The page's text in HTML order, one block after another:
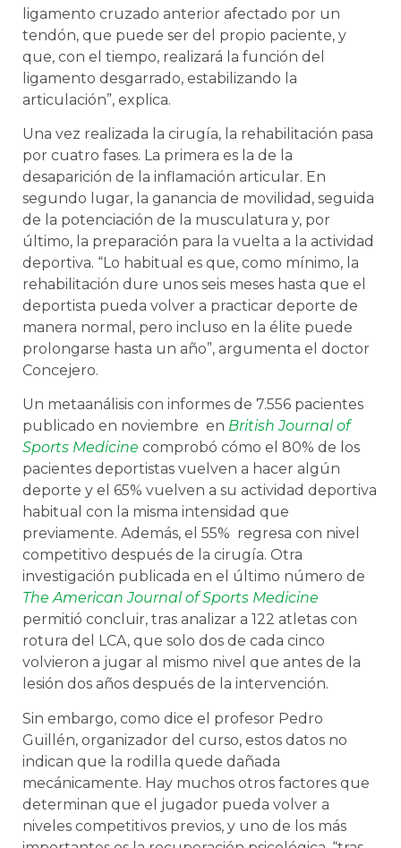
ligamento cruzado anterior afectado por un
tendón, que puede ser del propio paciente, y
que, con el tiempo, realizará la función del
ligamento desgarrado, estabilizando la
articulación”, explica.
Una vez realizada la cirugía, la rehabilitación pasa
por cuatro fases. La primera es la de la
desaparición de la inflamación articular. En
segundo lugar, la ganancia de movilidad, seguida
de la potenciación de la musculatura y, por
último, la preparación para la vuelta a la actividad
deportiva. “Lo habitual es que, como mínimo, la
rehabilitación dure unos seis meses hasta que el
deportista pueda volver a practicar deporte de
manera normal, pero incluso en la élite puede
prolongarse hasta un año”, argumenta el doctor
Concejero.
Un metaanálisis con informes de 7.556 pacientes
publicado en noviembre en British Journal of
Sports Medicine comprobó cómo el 80% de los
pacientes deportistas vuelven a hacer algún
deporte y el 65% vuelven a su actividad deportiva
habitual con la misma intensidad que
previamente. Además, el 55% regresa con nivel
competitivo después de la cirugía. Otra
investigación publicada en el último número de
The American Journal of Sports Medicine
permitió concluir, tras analizar a 122 atletas con
rotura del LCA, que solo dos de cada cinco
volvieron a jugar al mismo nivel que antes de la
lesión dos años después de la intervención.
Sin embargo, como dice el profesor Pedro
Guillén, organizador del curso, estos datos no
indican que la rodilla quede dañada
mecánicamente. Hay muchos otros factores que
determinan que el jugador pueda volver a
niveles competitivos previos, y uno de los más